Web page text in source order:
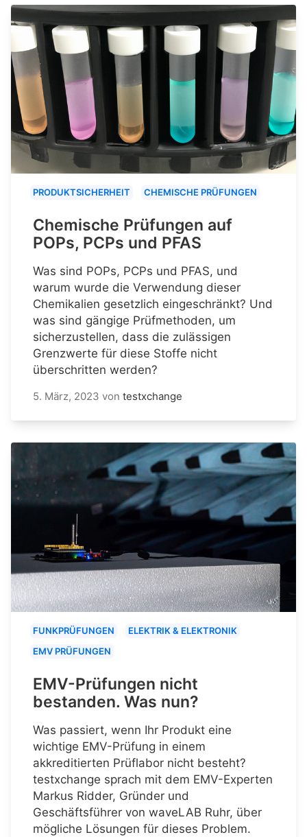
PRODUKTSICHERHEIT CHEMISCHE PRÜFUNGEN
Chemische Prüfungen auf
POPs, PCPs und PFAS
Was sind POPs, PCPs und PFAS, und
warum wurde die Verwendung dieser
Chemikalien gesetzlich eingeschränkt? Und
was sind gängige Prüfmethoden, um
sicherzustellen, dass die zulässigen
Grenzwerte für diese Stoffe nicht
überschritten werden?
5. März, 2023 von testxchange
FUNKPRÜFUNGEN
ELEKTRIK & ELEKTRONIK
EMV PRÜFUNGEN
EMV-Prüfungen nicht
bestanden. Was nun?
Was passiert, wenn Ihr Produkt eine
wichtige EMV-Prüfung in einem
akkreditierten Prüflabor nicht besteht?
testxchange sprach mit dem EMV-Experten
Markus Ridder, Gründer und
Geschäftsführer von waveLAB Ruhr, über
mögliche Lösungen für dieses Problem.